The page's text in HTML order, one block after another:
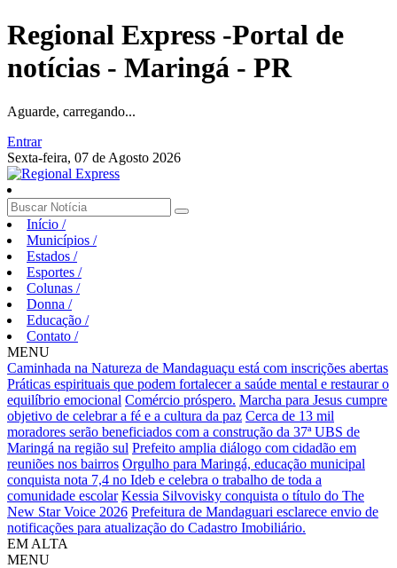
Regional Express -Portal de
notícias - Maringá - PR
Aguarde, carregando...
Entrar
Sexta-feira, 07 de Agosto 2026
Início /
Municípios /
Estados /
Esportes /
Colunas /
Donna /
Educação /
Contato /
MENU
Caminhada na Natureza de Mandaguaçu está com inscrições abertas
Práticas espirituais que podem fortalecer a saúde mental e restaurar o
equilíbrio emocional Comércio próspero. Marcha para Jesus cumpre
objetivo de celebrar a fé e a cultura da paz Cerca de 13 mil
moradores serão beneficiados com a construção da 37ª UBS de
Maringá na região sul Prefeito amplia diálogo com cidadão em
reuniões nos bairros Orgulho para Maringá, educação municipal
conquista nota 7,4 no Ideb e celebra o trabalho de toda a
comunidade escolar Kessia Silvovisky conquista o título do The
New Star Voice 2026 Prefeitura de Mandaguari esclarece envio de
notificações para atualização do Cadastro Imobiliário.
EM ALTA
MENU